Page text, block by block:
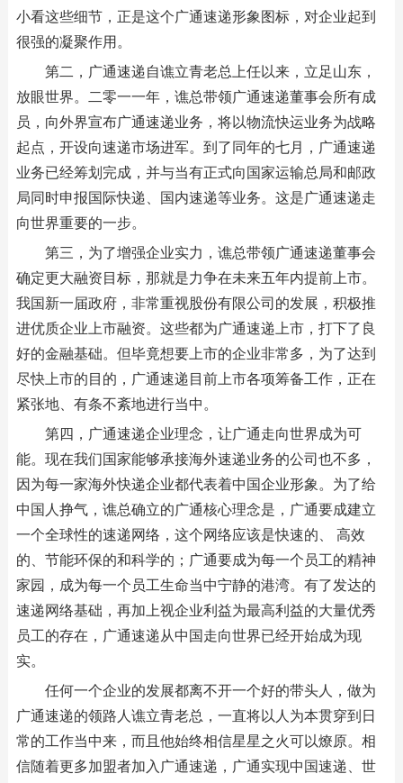
小看这些细节，正是这个广通速递形象图标，对企业起到
很强的凝聚作用。
第二，广通速递自谯立青老总上任以来，立足山东，
放眼世界。二零一一年，谯总带领广通速递董事会所有成
员，向外界宣布广通速递业务，将以物流快运业务为战略
起点，开设向速递市场进军。到了同年的七月，广通速递
业务已经筹划完成，并与当有正式向国家运输总局和邮政
局同时申报国际快递、国内速递等业务。这是广通速递走
向世界重要的一步。
第三，为了增强企业实力，谯总带领广通速递董事会
确定更大融资目标，那就是力争在未来五年内提前上市。
我国新一届政府，非常重视股份有限公司的发展，积极推
进优质企业上市融资。这些都为广通速递上市，打下了良
好的金融基础。但毕竟想要上市的企业非常多，为了达到
尽快上市的目的，广通速递目前上市各项筹备工作，正在
紧张地、有条不紊地进行当中。
第四，广通速递企业理念，让广通走向世界成为可
能。现在我们国家能够承接海外速递业务的公司也不多，
因为每一家海外快递企业都代表着中国企业形象。为了给
中国人挣气，谯总确立的广通核心理念是，广通要成建立
一个全球性的速递网络，这个网络应该是快速的、 高效
的、节能环保的和科学的；广通要成为每一个员工的精神
家园，成为每一个员工生命当中宁静的港湾。有了发达的
速递网络基础，再加上视企业利益为最高利益的大量优秀
员工的存在，广通速递从中国走向世界已经开始成为现
实。
任何一个企业的发展都离不开一个好的带头人，做为
广通速递的领路人谯立青老总，一直将以人为本贯穿到日
常的工作当中来，而且他始终相信星星之火可以燎原。相
信随着更多加盟者加入广通速递，广通实现中国速递、世